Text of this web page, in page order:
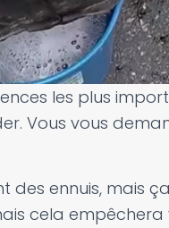
les plus
Vous vous
ennuis, mais
cela